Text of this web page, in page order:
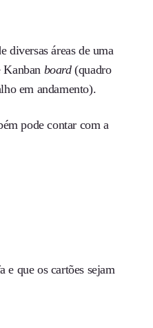
diversas áreas de uma
Kanban board(quadro
em andamento).
pode contar com a
e que os cartões sejam